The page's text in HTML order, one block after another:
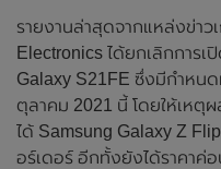
รายงานล่าสุดจากแหล่งข่าว
Electronics ได้ยกเลิกการ
Galaxy S21FE ซึ่งมีกำหน
ตุลาคม 2021 นี้ โดยให้เหตุ
ได้ Samsung Galaxy Z
อร์เดอร์ อีกทั้งยังได้ราคาค่